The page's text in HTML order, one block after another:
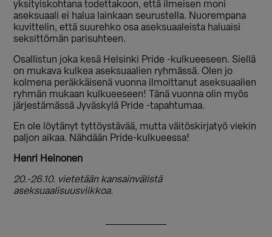
yksityiskohtana todettakoon, että ilmeisen moni
aseksuaali ei halua lainkaan seurustella. Nuorempana
kuvittelin, että suurehko osa aseksuaaleista haluaisi
seksittömän parisuhteen.
Osallistun joka kesä Helsinki Pride -kulkueeseen. Siellä
on mukava kulkea aseksuaalien ryhmässä. Olen jo
kolmena peräkkäisenä vuonna ilmoittanut aseksuaalien
ryhmän mukaan kulkueeseen! Tänä vuonna olin myös
järjestämässä Jyväskylä Pride -tapahtumaa.
En ole löytänyt tyttöystävää, mutta väitöskirjatyö viekin
paljon aikaa. Nähdään Pride-kulkueessa!
Henri Heinonen
20.-26.10. vietetään kansainvälistä
aseksuaalisuusviikkoa.